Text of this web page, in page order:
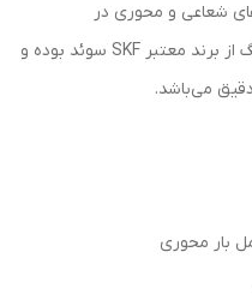
شعاعی و محوری در
سرعت‌های بالا به‌کار می‌رود. این بلبرینگ از برند معتبر SKF سوئد بوده و
دقیق می‌باشد.